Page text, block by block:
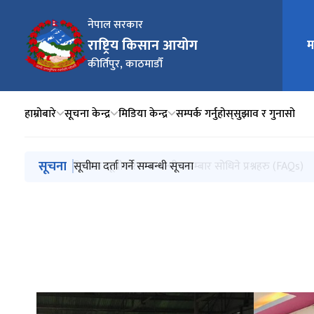
नेपाल सरकार
राष्ट्रिय किसान आयोग
कीर्तिपुर, काठमाडौँ
मुख्य
हाम्रोबारे सूचना केन्द्र मिडिया केन्द्र सम्पर्क गर्नुहोस्सुझाव र गुनासो
मुख्य नेभिगेसनमा जानुहोस्
सूचना किसान सूचीकरण सम्बन्धी बारम्बार सोधिने प्रश्नहरु (FAQs)
सूचीमा दर्ता गर्ने सम्बन्धी सूचना
स्वतः प्रकाशन (आ.व. २०८१।८२ चौथो त्रैमासिक)